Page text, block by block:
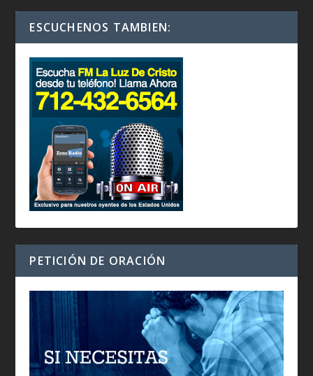
ESCUCHENOS TAMBIEN:
PETICIÓN DE ORACIÓN